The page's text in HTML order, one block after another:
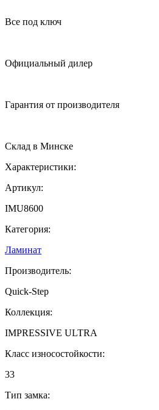
Все под ключ
Официальный дилер
Гарантия от производителя
Cклад в Минске
Характеристики:
Артикул:
IMU8600
Категория:
Ламинат
Производитель:
Quick-Step
Коллекция:
IMPRESSIVE ULTRA
Класс износостойкости:
33
Тип замка: